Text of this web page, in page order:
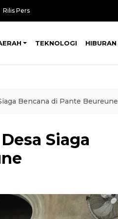
Rilis Pers
TEKNOLOGI HIBURAN
Bencana di Pante Beureune
Siaga